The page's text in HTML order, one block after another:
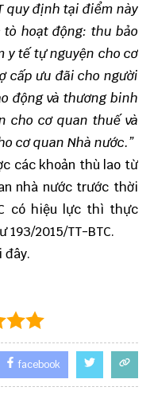
quy định tại điểm này
hoạt động: thu bảo
y tế tự nguyện cho cơ
cấp ưu đãi cho người
động và thương binh
cho cơ quan thuế và
cơ quan Nhà nước.”
các khoản thù lao từ
nhà nước trước thời
có hiệu lực thì thực
2015/TT-BTC.
đây.
facebook